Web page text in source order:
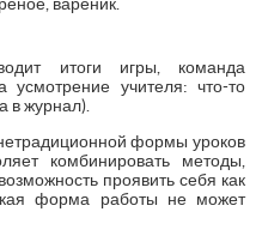
итоги игры, команда
усмотрение учителя: что-то
в журнал).
формы уроков
комбинировать методы,
проявить себя как
форма работы не может